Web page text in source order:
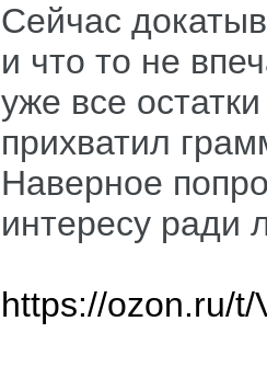
Сейчас
и что то не
уже все
прихватил
Наверное
интересу ради
https://ozon.ru/t/